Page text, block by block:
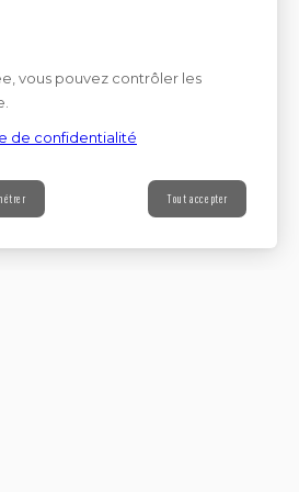
Contact
vous pouvez contrôler les
de confidentialité
Tout accepter